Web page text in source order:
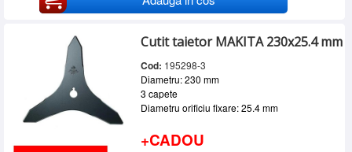
Cutit taietor MAKITA 230x25.4 mm
Cod: 195298-3
Diametru: 230 mm
3 capete
Diametru orificiu fixare: 25.4 mm
+CADOU